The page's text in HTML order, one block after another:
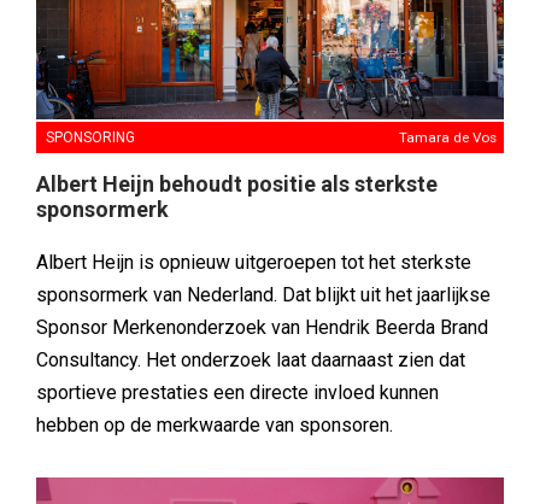
SPONSORING Tamara de Vos
Albert Heijn behoudt positie als sterkste
sponsormerk
Albert Heijn is opnieuw uitgeroepen tot het sterkste
sponsormerk van Nederland. Dat blijkt uit het jaarlijkse
Sponsor Merkenonderzoek van Hendrik Beerda Brand
Consultancy. Het onderzoek laat daarnaast zien dat
sportieve prestaties een directe invloed kunnen
hebben op de merkwaarde van sponsoren.